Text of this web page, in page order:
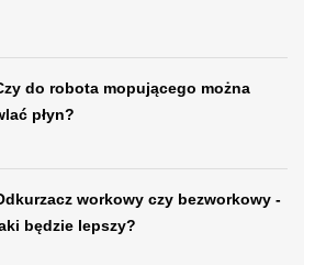
do robota mopującego można
płyn?
workowy czy bezworkowy -
będzie lepszy?